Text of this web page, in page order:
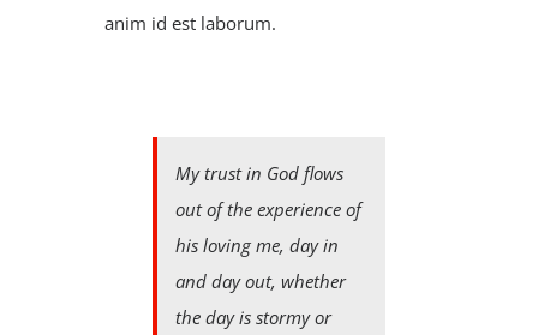
anim id est laborum.
My trust in God flows
out of the experience of
his loving me, day in
and day out, whether
the day is stormy or